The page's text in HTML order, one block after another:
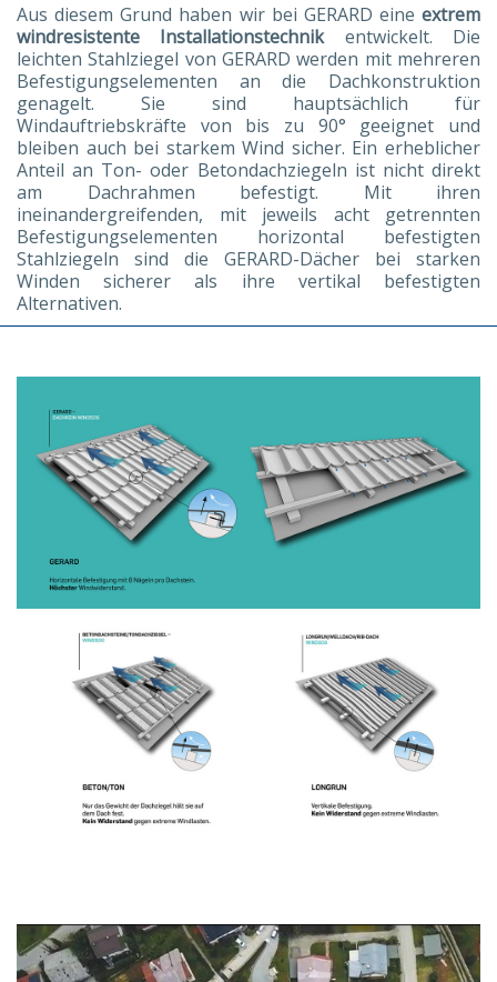
Aus diesem Grund haben wir bei GERARD eine extrem
windresistente Installationstechnikentwickelt. Die
leichten Stahlziegel von GERARD werden mit mehreren
Befestigungselementen an die Dachkonstruktion
genagelt. Sie sind hauptsächlich für
Windauftriebskräfte von bis zu 90° geeignet und
bleiben auch bei starkem Wind sicher. Ein erheblicher
Anteil an Ton- oder Betondachziegeln ist nicht direkt
am Dachrahmen befestigt. Mit ihren
ineinandergreifenden, mit jeweils acht getrennten
Befestigungselementen horizontal befestigten
Stahlziegeln sind die GERARD-Dächer bei starken
Winden sicherer als ihre vertikal befestigten
Alternativen.